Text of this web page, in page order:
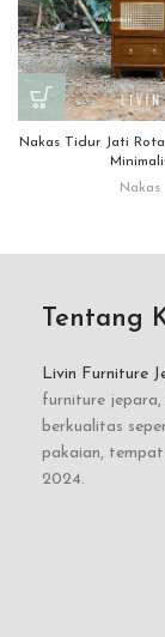
Nakas Tidur Jati
Nakas
Tentang
Livin Furniture
furniture
berkualitas
pakaian,
2024.